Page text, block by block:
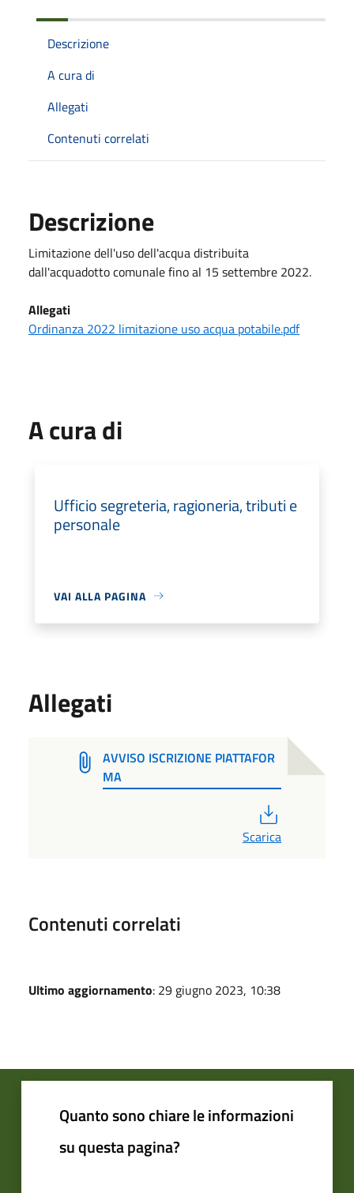
Descrizione
A cura di
Allegati
Contenuti correlati
Descrizione
Limitazione dell'uso dell'acqua distribuita
dall'acquadotto comunale fino al 15 settembre 2022.
Allegati
Ordinanza 2022 limitazione uso acqua potabile.pdf
A cura di
Ufficio segreteria, ragioneria, tributi e
personale
VAI ALLA PAGINA
Allegati
AVVISO ISCRIZIONE PIATTAFOR
MA
Scarica
Contenuti correlati
Ultimo aggiornamento: 29 giugno 2023, 10:38
Quanto sono chiare le informazioni
su questa pagina?